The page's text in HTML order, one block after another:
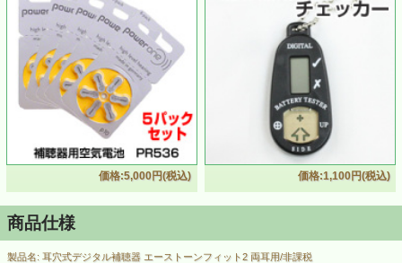
価格:5,000円(税込) 価格:1,100円(税込)
商品仕様
製品名: 耳穴式デジタル補聴器 エーストーンフィット2 両耳用/非課税